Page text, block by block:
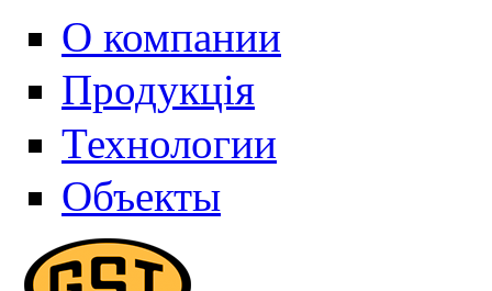
О компании
Продукція
Технологии
Объекты